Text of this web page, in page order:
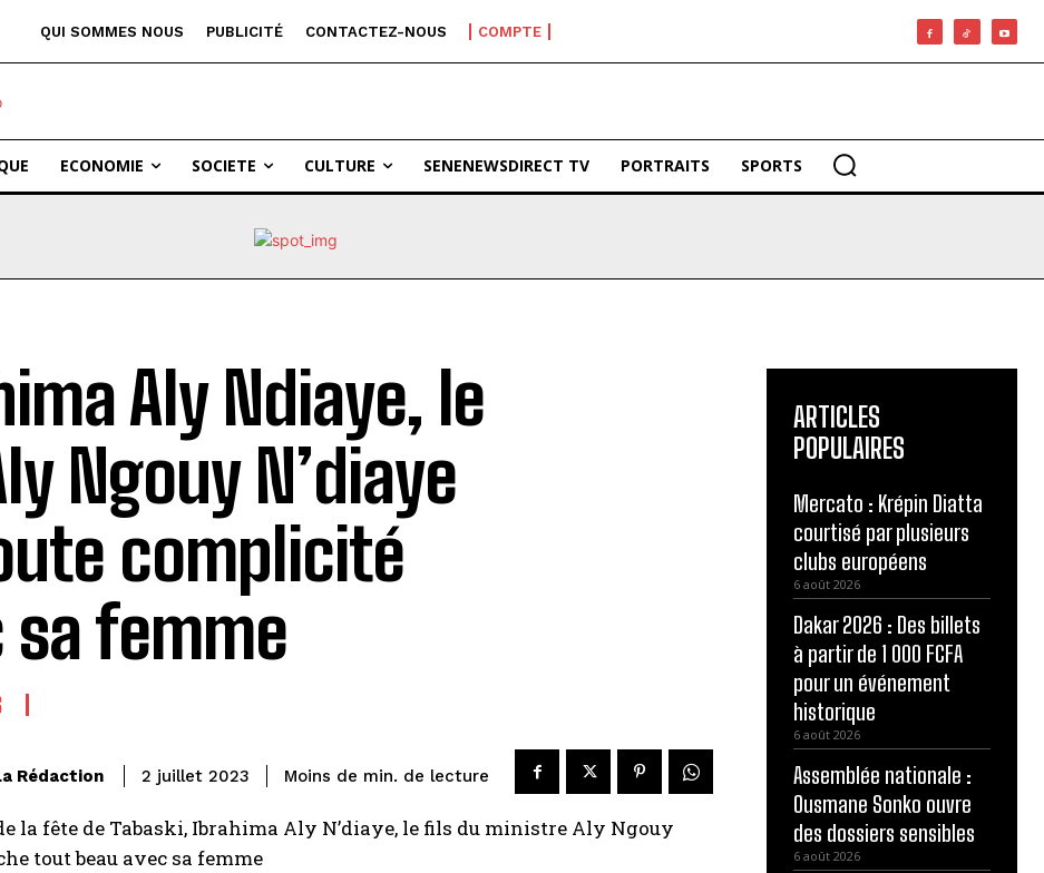
QUI SOMMES NOUS PUBLICITÉ CONTACTEZ-NOUS COMPTE
ECONOMIE SOCIETE CULTURE SENENEWSDIRECT TV PORTRAITS SPORTS
Aly Ndiaye, le
Ngouy N’diaye
complicité
sa femme
Rédaction 2 juillet 2023 Moins de min. de lecture
la fête de Tabaski, Ibrahima Aly N’diaye, le fils du ministre Aly Ngouy
tout beau avec sa femme
ARTICLES
POPULAIRES
Mercato : Krépin Diatta
courtisé par plusieurs
clubs européens
6 août 2026
Dakar 2026 : Des billets
à partir de 1 000 FCFA
pour un événement
historique
6 août 2026
Assemblée nationale :
Ousmane Sonko ouvre
des dossiers sensibles
6 août 2026